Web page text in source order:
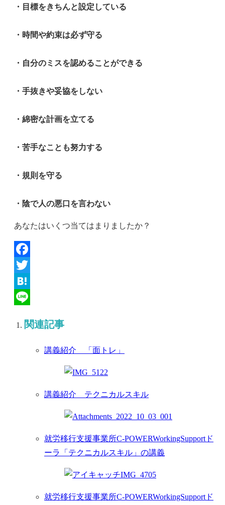
・目標をきちんと設定している
・時間や約束は必ず守る
・自分のミスを認めることができる
・手抜きや妥協をしない
・綿密な計画を立てる
・苦手なことも努力する
・規則を守る
・陰で人の悪口を言わない
あなたはいくつ当てはまりましたか？
Facebook
Twitter
Hatena
関連記事
講義紹介 「面トレ」
講義紹介 テクニカルスキル
就労移行支援事業所C-POWERWorkingSupportド
ーラ「テクニカルスキル」の講義
就労移行支援事業所C-POWERWorkingSupportド